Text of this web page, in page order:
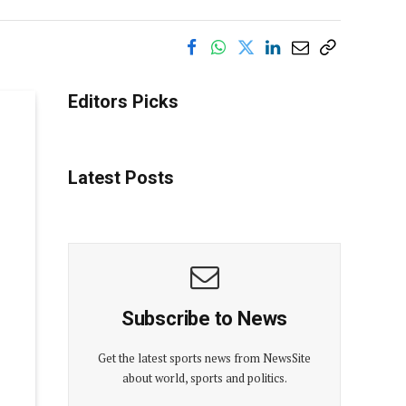
Editors Picks
Latest Posts
Subscribe to News
Get the latest sports news from NewsSite
about world, sports and politics.